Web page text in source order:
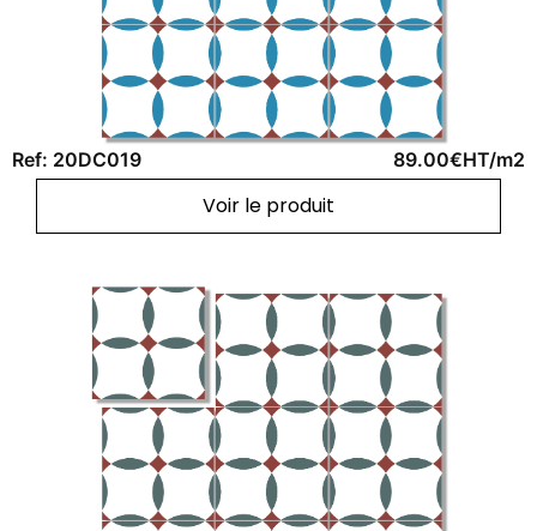
Ref: 20DC019 89.00€HT/m2
Voir le produit